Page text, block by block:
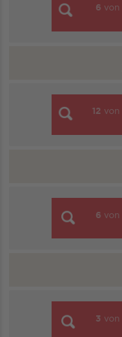
6 von
12 von
6 von
3 von